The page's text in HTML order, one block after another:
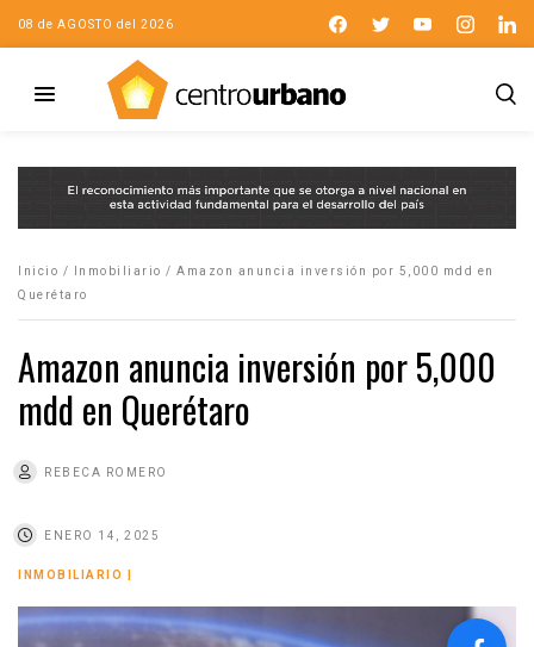
08 de AGOSTO del 2026
Inicio / Inmobiliario / Amazon anuncia inversión por 5,000 mdd en
Querétaro
Amazon anuncia inversión por 5,000
mdd en Querétaro
REBECA ROMERO
ENERO 14, 2025
INMOBILIARIO